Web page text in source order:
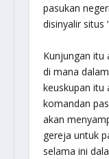
pasukan
disinyalir situs
Kunjungan itu
di mana
keuskupan itu
komandan
akan
gereja untuk
selama ini